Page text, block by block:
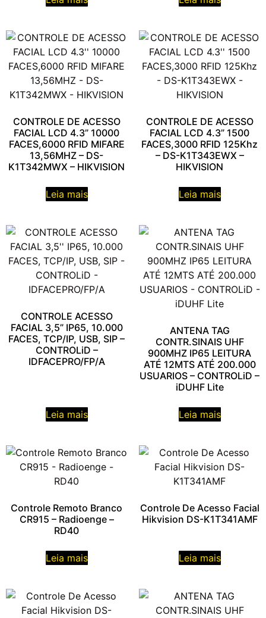
CONTROLE DE ACESSO
FACIAL LCD 4.3” 10000
FACES,6000 RFID MIFARE
13,56MHZ – DS-
K1T342MWX – HIKVISION
Leia mais
CONTROLE DE ACESSO
FACIAL LCD 4.3” 1500
FACES,3000 RFID 125Khz
– DS-K1T343EWX –
HIKVISION
Leia mais
CONTROLE ACESSO
FACIAL 3,5” IP65, 10.000
FACES, TCP/IP, USB, SIP –
CONTROLiD –
IDFACEPRO/FP/A
Leia mais
ANTENA TAG
CONTR.SINAIS UHF
900MHZ IP65 LEITURA
ATÉ 12MTS ATÉ 200.000
USUARIOS – CONTROLiD –
iDUHF Lite
Leia mais
Controle Remoto Branco
CR915 – Radioenge –
RD40
Leia mais
Controle De Acesso Facial
Hikvision DS-K1T341AMF
Leia mais